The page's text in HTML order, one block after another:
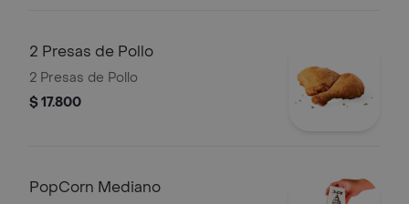
2 Presas de Pollo
2 Presas de Pollo
$ 17.800
PopCorn Mediano